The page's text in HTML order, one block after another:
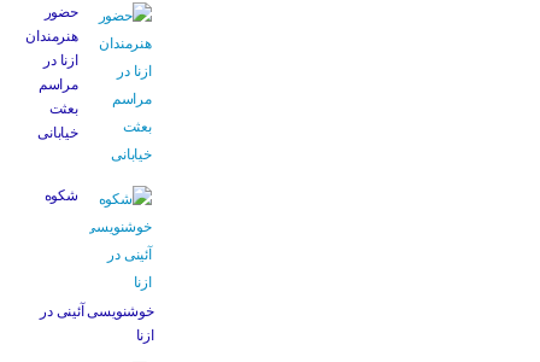
حضور
هنرمندان
ازنا در
مراسم
بعثت
خیابانی
شکوه
خوشنویسی آئینی در
ازنا